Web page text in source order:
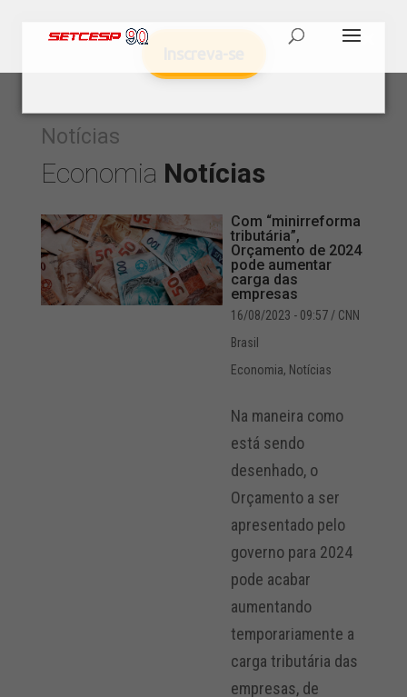
Notícias
Economia Notícias
Com “minirreforma
tributária”,
Orçamento de 2024
pode aumentar
carga das
empresas
16/08/2023 - 09:57/ CNN
Brasil
Economia, Notícias
Na maneira como
está sendo
desenhado, o
Orçamento a ser
apresentado pelo
governo para 2024
pode acabar
aumentando
temporariamente a
carga tributária das
empresas, de